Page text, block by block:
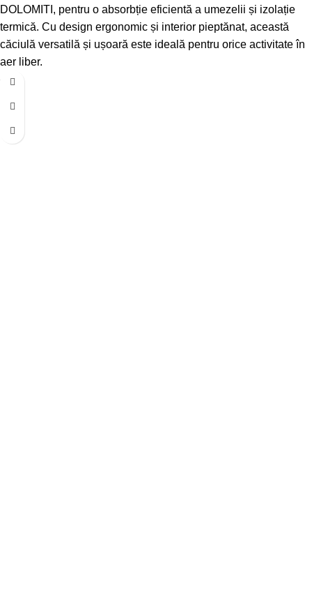
DOLOMITI, pentru o absorbție eficientă a umezelii și izolație
termică. Cu design ergonomic și interior pieptănat, această
căciulă versatilă și ușoară este ideală pentru orice activitate în
aer liber.
-9%